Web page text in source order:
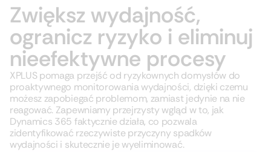
Zwiększ wydajność,
ogranicz ryzyko i eliminuj
nieefektywne procesy
XPLUS pomaga przejść od ryzykownych domysłów do
proaktywnego monitorowania wydajności, dzięki czemu
możesz zapobiegać problemom, zamiast jedynie na nie
reagować. Zapewniamy przejrzysty wgląd w to, jak
Dynamics 365 faktycznie działa, co pozwala
zidentyfikować rzeczywiste przyczyny spadków
wydajności i skutecznie je wyeliminować.